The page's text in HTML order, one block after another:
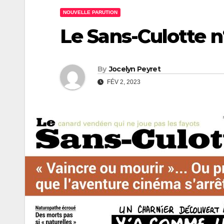
NOUVELLE PARUTION
Le Sans-Culotte
By Jocelyn Peyret
FÉV 2, 2023